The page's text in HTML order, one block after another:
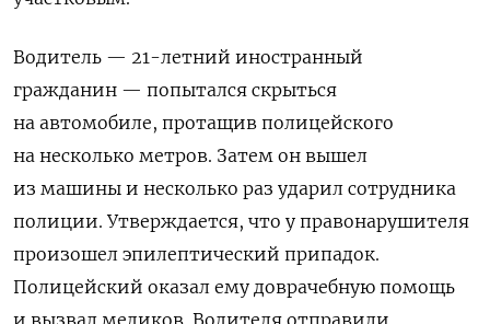
Водитель — 21-летний иностранный
гражданин — попытался скрыться
на автомобиле, протащив полицейского
на несколько метров. Затем он вышел
из машины и несколько раз ударил сотрудника
полиции. Утверждается, что у правонарушителя
произошел эпилептический припадок.
Полицейский оказал ему доврачебную помощь
и вызвал медиков. Водителя отправили